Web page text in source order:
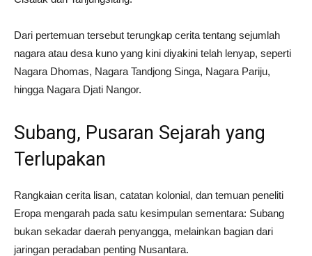
Dari pertemuan tersebut terungkap cerita tentang sejumlah
nagara atau desa kuno yang kini diyakini telah lenyap, seperti
Nagara Dhomas, Nagara Tandjong Singa, Nagara Pariju,
hingga Nagara Djati Nangor.
Subang, Pusaran Sejarah yang
Terlupakan
Rangkaian cerita lisan, catatan kolonial, dan temuan peneliti
Eropa mengarah pada satu kesimpulan sementara: Subang
bukan sekadar daerah penyangga, melainkan bagian dari
jaringan peradaban penting Nusantara.